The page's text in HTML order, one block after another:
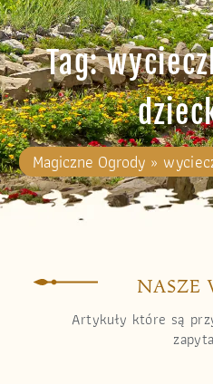
Tag:
Magiczne Ogrody »
NASZE
Artykuły które są